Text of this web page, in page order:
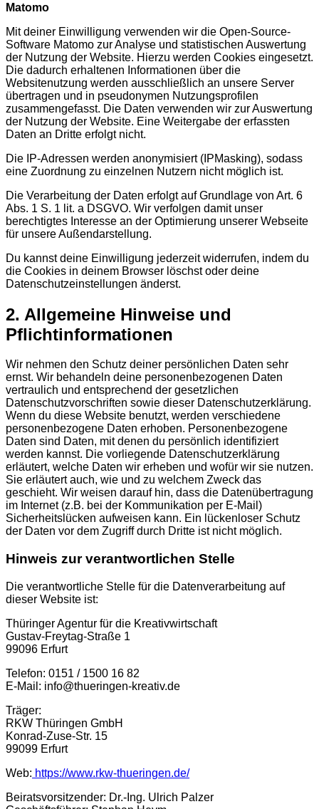
Matomo
Mit deiner Einwilligung verwenden wir die Open-Source-
Software Matomo zur Analyse und statistischen Auswertung
der Nutzung der Website. Hierzu werden Cookies eingesetzt.
Die dadurch erhaltenen Informationen über die
Websitenutzung werden ausschließlich an unsere Server
übertragen und in pseudonymen Nutzungsprofilen
zusammengefasst. Die Daten verwenden wir zur Auswertung
der Nutzung der Website. Eine Weitergabe der erfassten
Daten an Dritte erfolgt nicht.
Die IP-Adressen werden anonymisiert (IPMasking), sodass
eine Zuordnung zu einzelnen Nutzern nicht möglich ist.
Die Verarbeitung der Daten erfolgt auf Grundlage von Art. 6
Abs. 1 S. 1 lit. a DSGVO. Wir verfolgen damit unser
berechtigtes Interesse an der Optimierung unserer Webseite
für unsere Außendarstellung.
Du kannst deine Einwilligung jederzeit widerrufen, indem du
die Cookies in deinem Browser löschst oder deine
Datenschutzeinstellungen änderst.
2. Allgemeine Hinweise und
Pflichtinformationen
Wir nehmen den Schutz deiner persönlichen Daten sehr
ernst. Wir behandeln deine personenbezogenen Daten
vertraulich und entsprechend der gesetzlichen
Datenschutzvorschriften sowie dieser Datenschutzerklärung.
Wenn du diese Website benutzt, werden verschiedene
personenbezogene Daten erhoben. Personenbezogene
Daten sind Daten, mit denen du persönlich identifiziert
werden kannst. Die vorliegende Datenschutzerklärung
erläutert, welche Daten wir erheben und wofür wir sie nutzen.
Sie erläutert auch, wie und zu welchem Zweck das
geschieht. Wir weisen darauf hin, dass die Datenübertragung
im Internet (z.B. bei der Kommunikation per E-Mail)
Sicherheitslücken aufweisen kann. Ein lückenloser Schutz
der Daten vor dem Zugriff durch Dritte ist nicht möglich.
Hinweis zur verantwortlichen Stelle
Die verantwortliche Stelle für die Datenverarbeitung auf
dieser Website ist:
Thüringer Agentur für die Kreativwirtschaft
Gustav-Freytag-Straße 1
99096 Erfurt
Telefon: 0151 / 1500 16 82
E-Mail: info@thueringen-kreativ.de
Träger:
RKW Thüringen GmbH
Konrad-Zuse-Str. 15
99099 Erfurt
Web: https://www.rkw-thueringen.de/
Beiratsvorsitzender: Dr.-Ing. Ulrich Palzer